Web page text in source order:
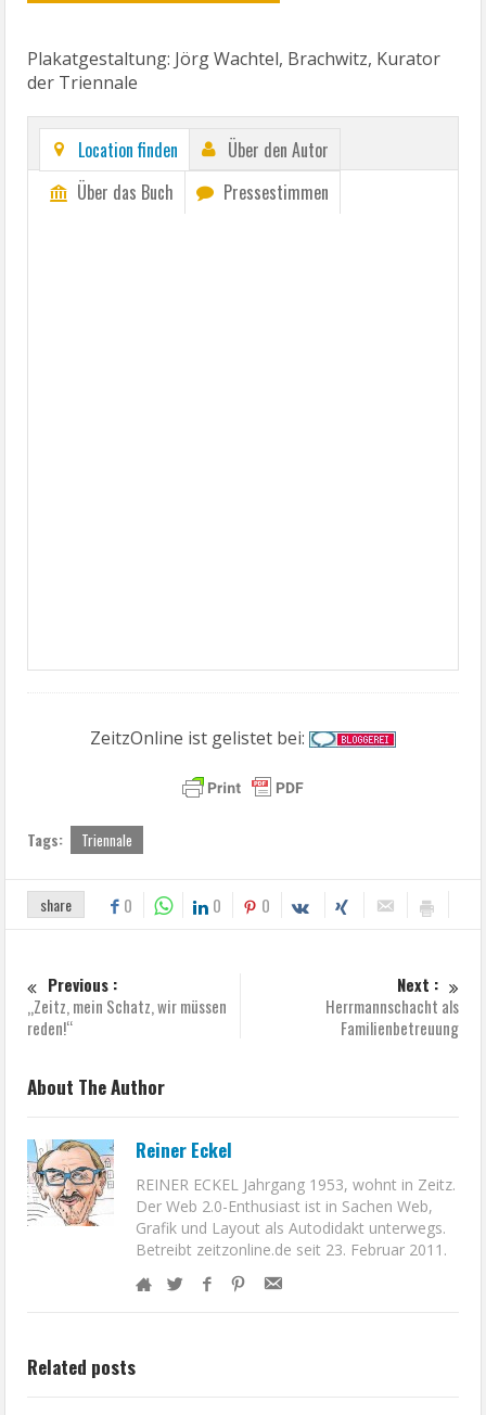
Plakatgestaltung: Jörg Wachtel, Brachwitz, Kurator
der Triennale
Location finden
Über den Autor
Über das Buch
Pressestimmen
ZeitzOnline ist gelistet bei:
Tags: Triennale
share 0 0 0
Previous :
„Zeitz, mein Schatz, wir müssen
reden!“
Next :
Herrmannschacht als
Familienbetreuung
About The Author
Reiner Eckel
REINER ECKEL Jahrgang 1953, wohnt in Zeitz.
Der Web 2.0-Enthusiast ist in Sachen Web,
Grafik und Layout als Autodidakt unterwegs.
Betreibt zeitzonline.de seit 23. Februar 2011.
Related posts